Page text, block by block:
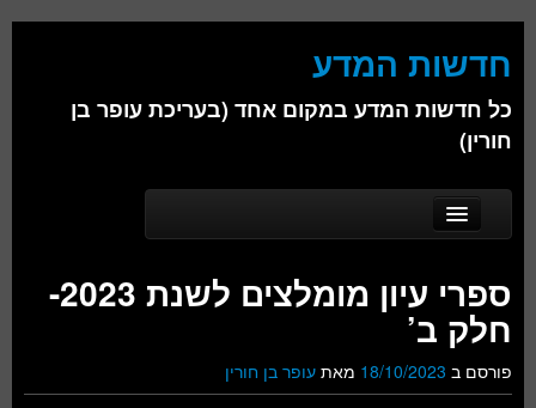
חדשות המדע
כל חדשות המדע במקום אחד (בעריכת עופר בן
חורין)
Main menu
Skip to primary content
Skip to secondary content
אודות
ביולוגיה
כימיה
ספרי עיון מומלצים לשנת 2023-
חלק ב’
פורסם ב 18/10/2023 מאת עופר בן חורין